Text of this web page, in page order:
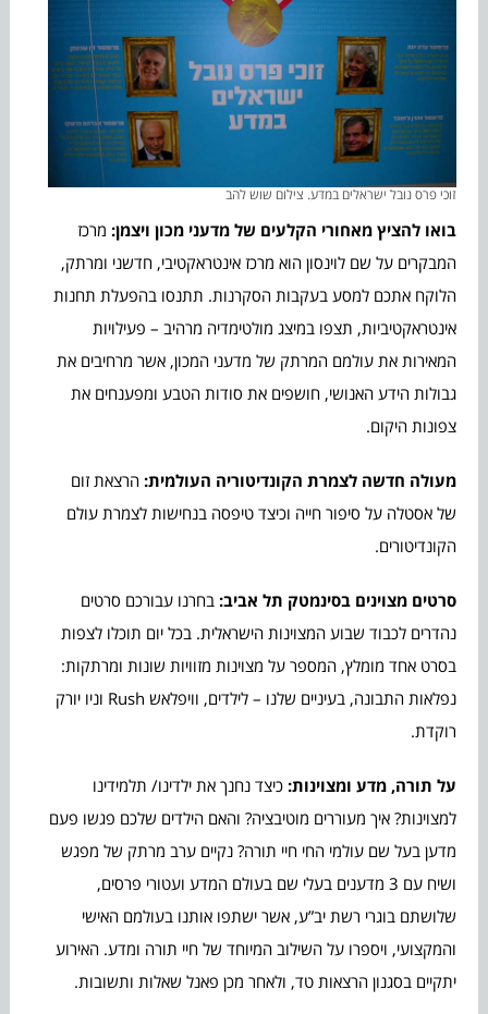
זוכי פרס נובל ישראלים במדע. צילום שוש להב
בואו להציץ מאחורי הקלעים של מדעני מכון ויצמן: מרכז
המבקרים על שם לוינסון הוא מרכז אינטראקטיבי, חדשני ומרתק,
הלוקח אתכם למסע בעקבות הסקרנות. תתנסו בהפעלת תחנות
אינטראקטיביות, תצפו במיצג מולטימדיה מרהיב – פעילויות
המאירות את עולמם המרתק של מדעני המכון, אשר מרחיבים את
גבולות הידע האנושי, חושפים את סודות הטבע ומפענחים את
צפונות היקום.
מעולה חדשה לצמרת הקונדיטוריה העולמית: הרצאת זום
של אסטלה על סיפור חייה וכיצד טיפסה בנחישות לצמרת עולם
הקונדיטורים.
סרטים מצוינים בסינמטק תל אביב: בחרנו עבורכם סרטים
נהדרים לכבוד שבוע המצוינות הישראלית. בכל יום תוכלו לצפות
בסרט אחד מומלץ, המספר על מצוינות מזוויות שונות ומרתקות:
נפלאות התבונה, בעיניים שלנו – לילדים, וויפלאש Rush וניו יורק
רוקדת.
על תורה, מדע ומצוינות: כיצד נחנך את ילדינו/ תלמידינו
למצוינות? איך מעוררים מוטיבציה? והאם הילדים שלכם פגשו פעם
מדען בעל שם עולמי החי חיי תורה? נקיים ערב מרתק של מפגש
ושיח עם 3 מדענים בעלי שם בעולם המדע ועטורי פרסים,
שלושתם בוגרי רשת יב”ע, אשר ישתפו אותנו בעולמם האישי
והמקצועי, ויספרו על השילוב המיוחד של חיי תורה ומדע. האירוע
יתקיים בסגנון הרצאות טד, ולאחר מכן פאנל שאלות ותשובות.